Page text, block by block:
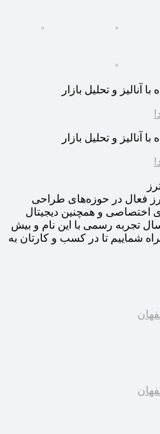
فعال در حوزه‌های طراحی
اختصاصی و همچنین دیجیتال
و گرافیک با بیش از ۳ سال تجربه رسمی با این نام و بیش
شماییم تا در کسب و کارتان به